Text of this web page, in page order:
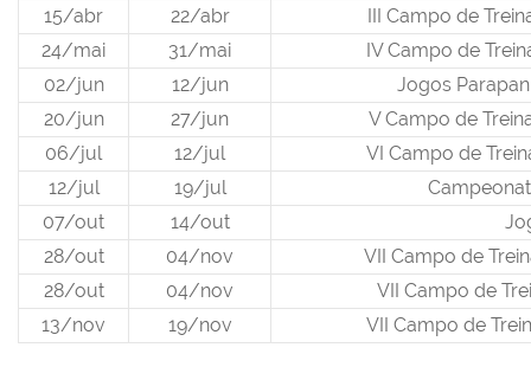
15/abr
22/abr
III Campo de
24/mai
31/mai
IV Campo de
02/jun
12/jun
Jogos
20/jun
27/jun
V Campo de
06/jul
12/jul
VI Campo de
12/jul
19/jul
07/out
14/out
28/out
04/nov
VII Campo de
28/out
04/nov
VII Campo de
13/nov
19/nov VII Campo de